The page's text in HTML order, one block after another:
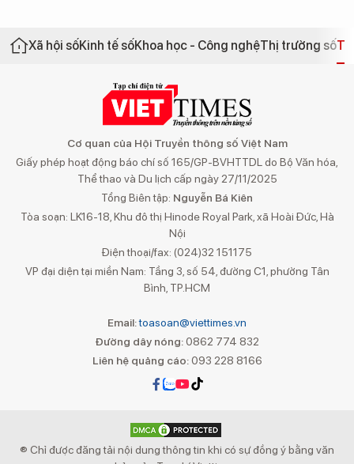
Xã hội sốKinh tế sốKhoa học - Công nghệThị trường số
Cơ quan của Hội Truyền thông số Việt Nam
Giấy phép hoạt động báo chí số 165/GP-BVHTTDL do Bộ Văn hóa,
Thể thao và Du lịch cấp ngày 27/11/2025
Tổng Biên tập: Nguyễn Bá Kiên
Tòa soạn: LK16-18, Khu đô thị Hinode Royal Park, xã Hoài Đức, Hà
Nội
Điện thoại/fax: (024)32 151175
VP đại diện tại miền Nam: Tầng 3, số 54, đường C1, phường Tân
Bình, TP.HCM
Email:toasoan@viettimes.vn
Đường dây nóng: 0862 774 832
Liên hệ quảng cáo:093 228 8166
® Chỉ được đăng tải nội dung thông tin khi có sự đồng ý bằng văn